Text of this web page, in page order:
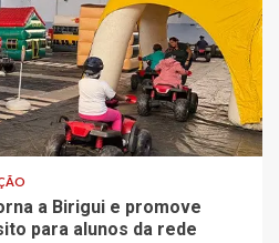
a Birigui e promove
para alunos da rede